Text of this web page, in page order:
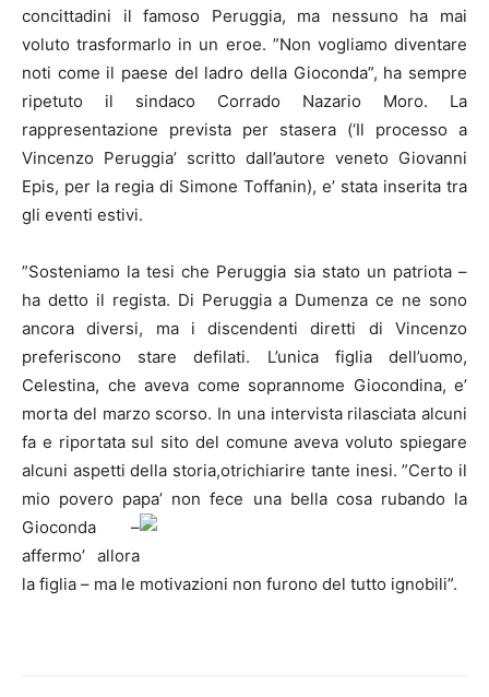
concittadini il famoso Peruggia, ma nessuno ha mai
voluto trasformarlo in un eroe. ”Non vogliamo diventare
noti come il paese del ladro della Gioconda”, ha sempre
ripetuto il sindaco Corrado Nazario Moro. La
rappresentazione prevista per stasera (‘Il processo a
Vincenzo Peruggia’ scritto dall’autore veneto Giovanni
Epis, per la regia di Simone Toffanin), e’ stata inserita tra
gli eventi estivi.
”Sosteniamo la tesi che Peruggia sia stato un patriota –
ha detto il regista. Di Peruggia a Dumenza ce ne sono
ancora diversi, ma i discendenti diretti di Vincenzo
preferiscono stare defilati. L’unica figlia dell’uomo,
Celestina, che aveva come soprannome Giocondina, e’
morta del marzo scorso. In una intervista rilasciata alcuni
fa e riportata sul sito del comune aveva voluto spiegare
alcuni aspetti della storia,otrichiarire tante inesi. ”Certo il
mio povero papa’ non fece una bella cosa rubando la
Gioconda –
affermo’ allora
la figlia – ma le motivazioni non furono del tutto ignobili”.